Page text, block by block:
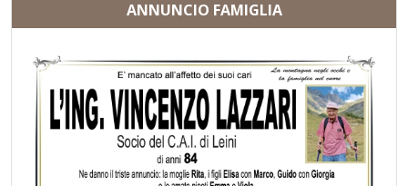
ANNUNCIO FAMIGLIA